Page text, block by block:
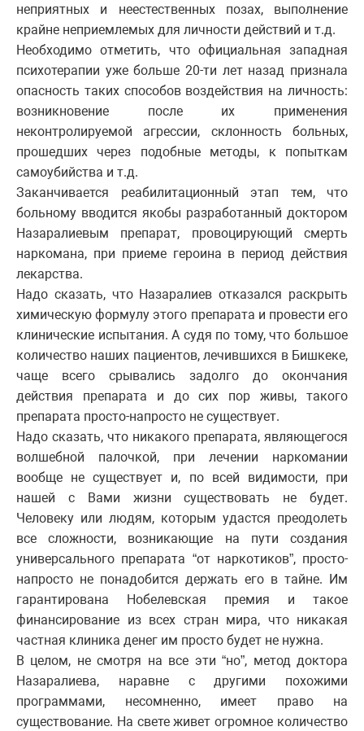
неприятных и неестественных позах, выполнение
крайне неприемлемых для личности действий и т.д.
Необходимо отметить, что официальная западная
психотерапии уже больше 20-ти лет назад признала
опасность таких способов воздействия на личность:
возникновение после их применения
неконтролируемой агрессии, склонность больных,
прошедших через подобные методы, к попыткам
самоубийства и т.д.
Заканчивается реабилитационный этап тем, что
больному вводится якобы разработанный доктором
Назаралиевым препарат, провоцирующий смерть
наркомана, при приеме героина в период действия
лекарства.
Надо сказать, что Назаралиев отказался раскрыть
химическую формулу этого препарата и провести его
клинические испытания. А судя по тому, что большое
количество наших пациентов, лечившихся в Бишкеке,
чаще всего срывались задолго до окончания
действия препарата и до сих пор живы, такого
препарата просто-напросто не существует.
Надо сказать, что никакого препарата, являющегося
волшебной палочкой, при лечении наркомании
вообще не существует и, по всей видимости, при
нашей с Вами жизни существовать не будет.
Человеку или людям, которым удастся преодолеть
все сложности, возникающие на пути создания
универсального препарата “от наркотиков”, просто-
напросто не понадобится держать его в тайне. Им
гарантирована Нобелевская премия и такое
финансирование из всех стран мира, что никакая
частная клиника денег им просто будет не нужна.
В целом, не смотря на все эти “но”, метод доктора
Назаралиева, наравне с другими похожими
программами, несомненно, имеет право на
существование. На свете живет огромное количество